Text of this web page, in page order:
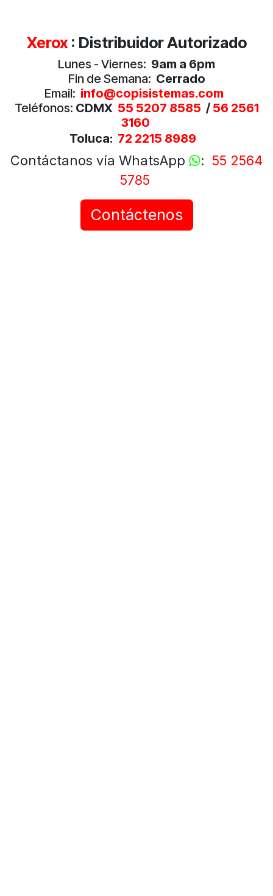
Xerox : Distribuidor Autorizado
Lunes - Viernes: 9am a 6pm
Fin de Semana: Cerrado
Email: info@copisistemas.com
Teléfonos: CDMX 55 5207 8585 / 56 2561
3160
Toluca: 72 2215 8989
Contáctanos vía WhatsApp : 55 2564
5785
Contáctenos